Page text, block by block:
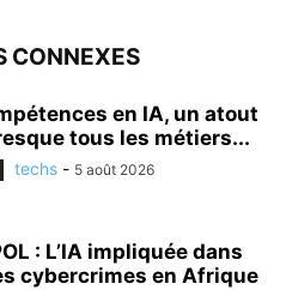
CONNEXES
en IA, un atout
tous les métiers...
techs - 5 août 2026
: L’IA impliquée dans
cybercrimes en Afrique